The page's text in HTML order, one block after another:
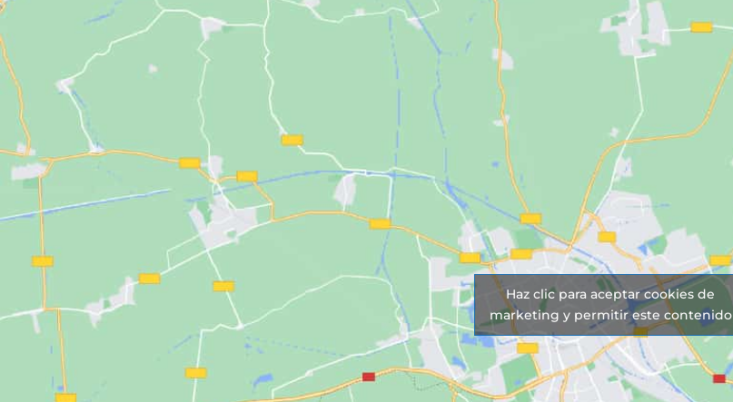
Haz clic para aceptar cookies de
marketing y permitir este contenido